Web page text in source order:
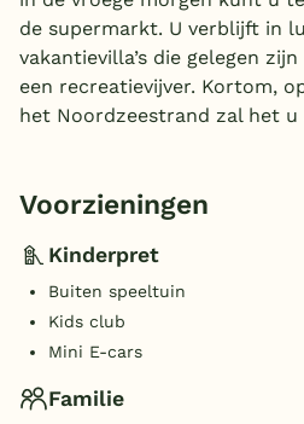
de supermarkt. U verblijft in
vakantievilla’s die gelegen
een recreatievijver. Kortom,
het Noordzeestrand zal het
Voorzieningen
Kinderpret
Buiten speeltuin
Kids club
Mini E-cars
Familie